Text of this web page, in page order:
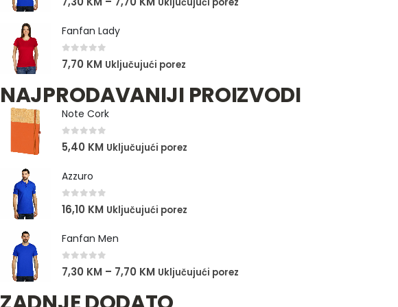
Fanfan Lady
0out of 5
7,70 KM Uključujući porez
NAJPRODAVANIJI PROIZVODI
Note Cork
0out of 5
5,40 KM Uključujući porez
Azzuro
0out of 5
16,10 KM Uključujući porez
Fanfan Men
0out of 5
7,30 KM – 7,70 KM Uključujući porez